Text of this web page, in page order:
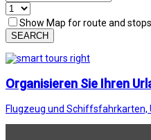
Show Map for route and
SEARCH
Organisieren Sie Ihren
Flugzeug und Schiffsfahrkarten,